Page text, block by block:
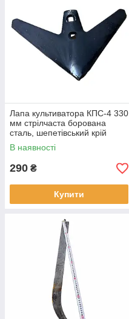
Лапа культиватора КПС-4 330
мм стрілчаста борована
сталь, шепетівський крій
Велес-Агро Н.043.052.008-Б
В наявності
290 ₴
Купити